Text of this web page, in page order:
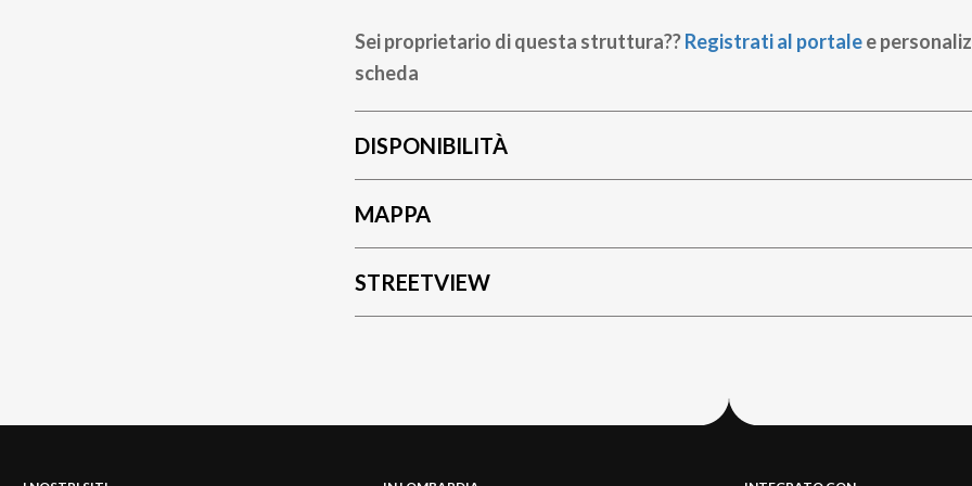
Sei proprietario di questa struttura??Registrati al portalee
scheda
DISPONIBILITÀ
MAPPA
STREETVIEW